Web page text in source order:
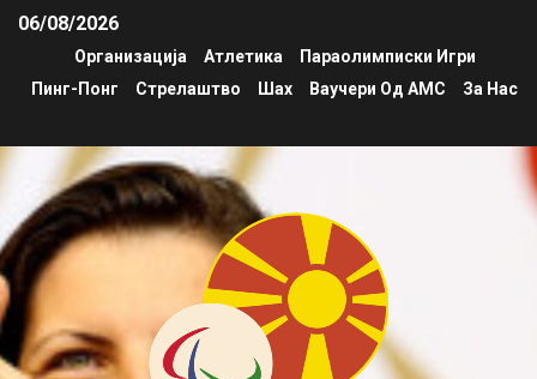
06/08/2026
Организација Атлетика
Параолимписки Игри
Пинг-Понг
Стрелаштво Шах Ваучери Од АМС За Нас